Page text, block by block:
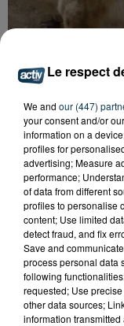
LOIRE : 4
ACCUEILLIS À...
Le respect
We and our (447)
your consent and/or
information on a
profiles for
advertising; Measure
performance;
of data from different
profiles to personalise
content; Use limited
detect fraud, and fix
Save and
process personal data
following
requested; Use
other data sources;
information transmitted